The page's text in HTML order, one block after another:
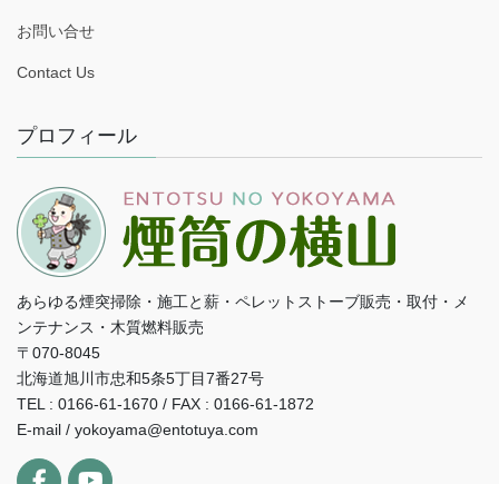
お問い合せ
Contact Us
プロフィール
あらゆる煙突掃除・施工と薪・ペレットストーブ販売・取付・メ
ンテナンス・木質燃料販売
〒070-8045
北海道旭川市忠和5条5丁目7番27号
TEL : 0166-61-1670 / FAX : 0166-61-1872
E-mail / yokoyama@entotuya.com